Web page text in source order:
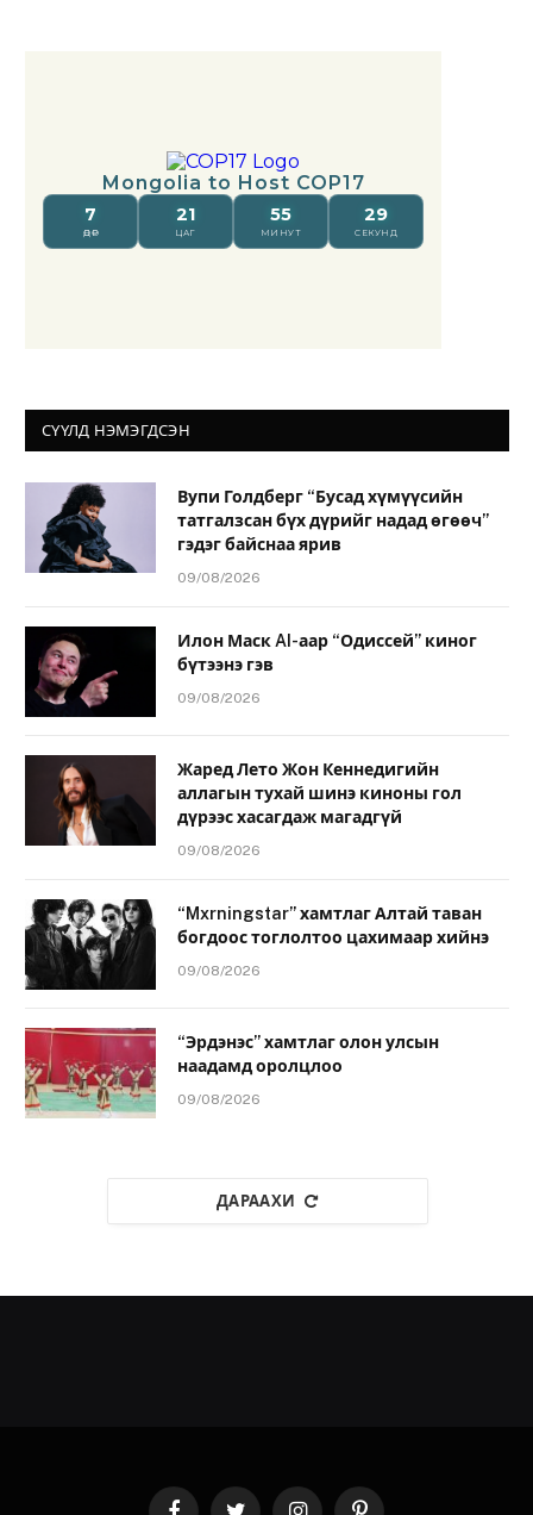
СҮҮЛД НЭМЭГДСЭН
Вупи Голдберг “Бусад хүмүүсийн
татгалзсан бүх дүрийг надад өгөөч”
гэдэг байснаа ярив
09/08/2026
Илон Маск AI-аар “Одиссей” киног
бүтээнэ гэв
09/08/2026
Жаред Лето Жон Кеннедигийн
аллагын тухай шинэ киноны гол
дүрээс хасагдаж магадгүй
09/08/2026
“Mxrningstar” хамтлаг Алтай таван
богдоос тоглолтоо цахимаар хийнэ
09/08/2026
“Эрдэнэс” хамтлаг олон улсын
наадамд оролцлоо
09/08/2026
ДАРААХИ